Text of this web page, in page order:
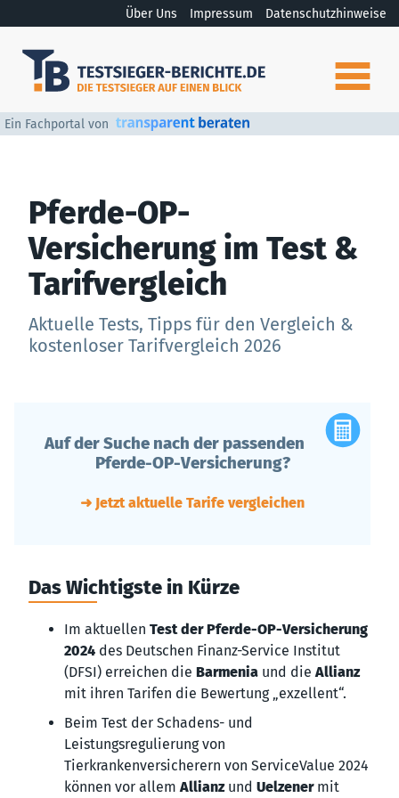
Über Uns Impressum Datenschutzhinweise
Ein Fachportal von
Pferde-OP-
Versicherung im Test &
Tarifvergleich
Aktuelle Tests, Tipps für den Vergleich &
kostenloser Tarifvergleich 2026
Auf der Suche nach der passenden
Pferde-OP-Versicherung?
➜ Jetzt aktuelle Tarife vergleichen
Das Wichtigste in Kürze
Im aktuellen Test der Pferde-OP-Versicherung
2024 des Deutschen Finanz-Service Institut
(DFSI) erreichen die Barmenia und dieAllianz
mit ihren Tarifen die Bewertung „exzellent“.
Beim Test der Schadens- und
Leistungsregulierung von
Tierkrankenversicherern von ServiceValue 2024
können vor allemAllianzund Uelzenermit